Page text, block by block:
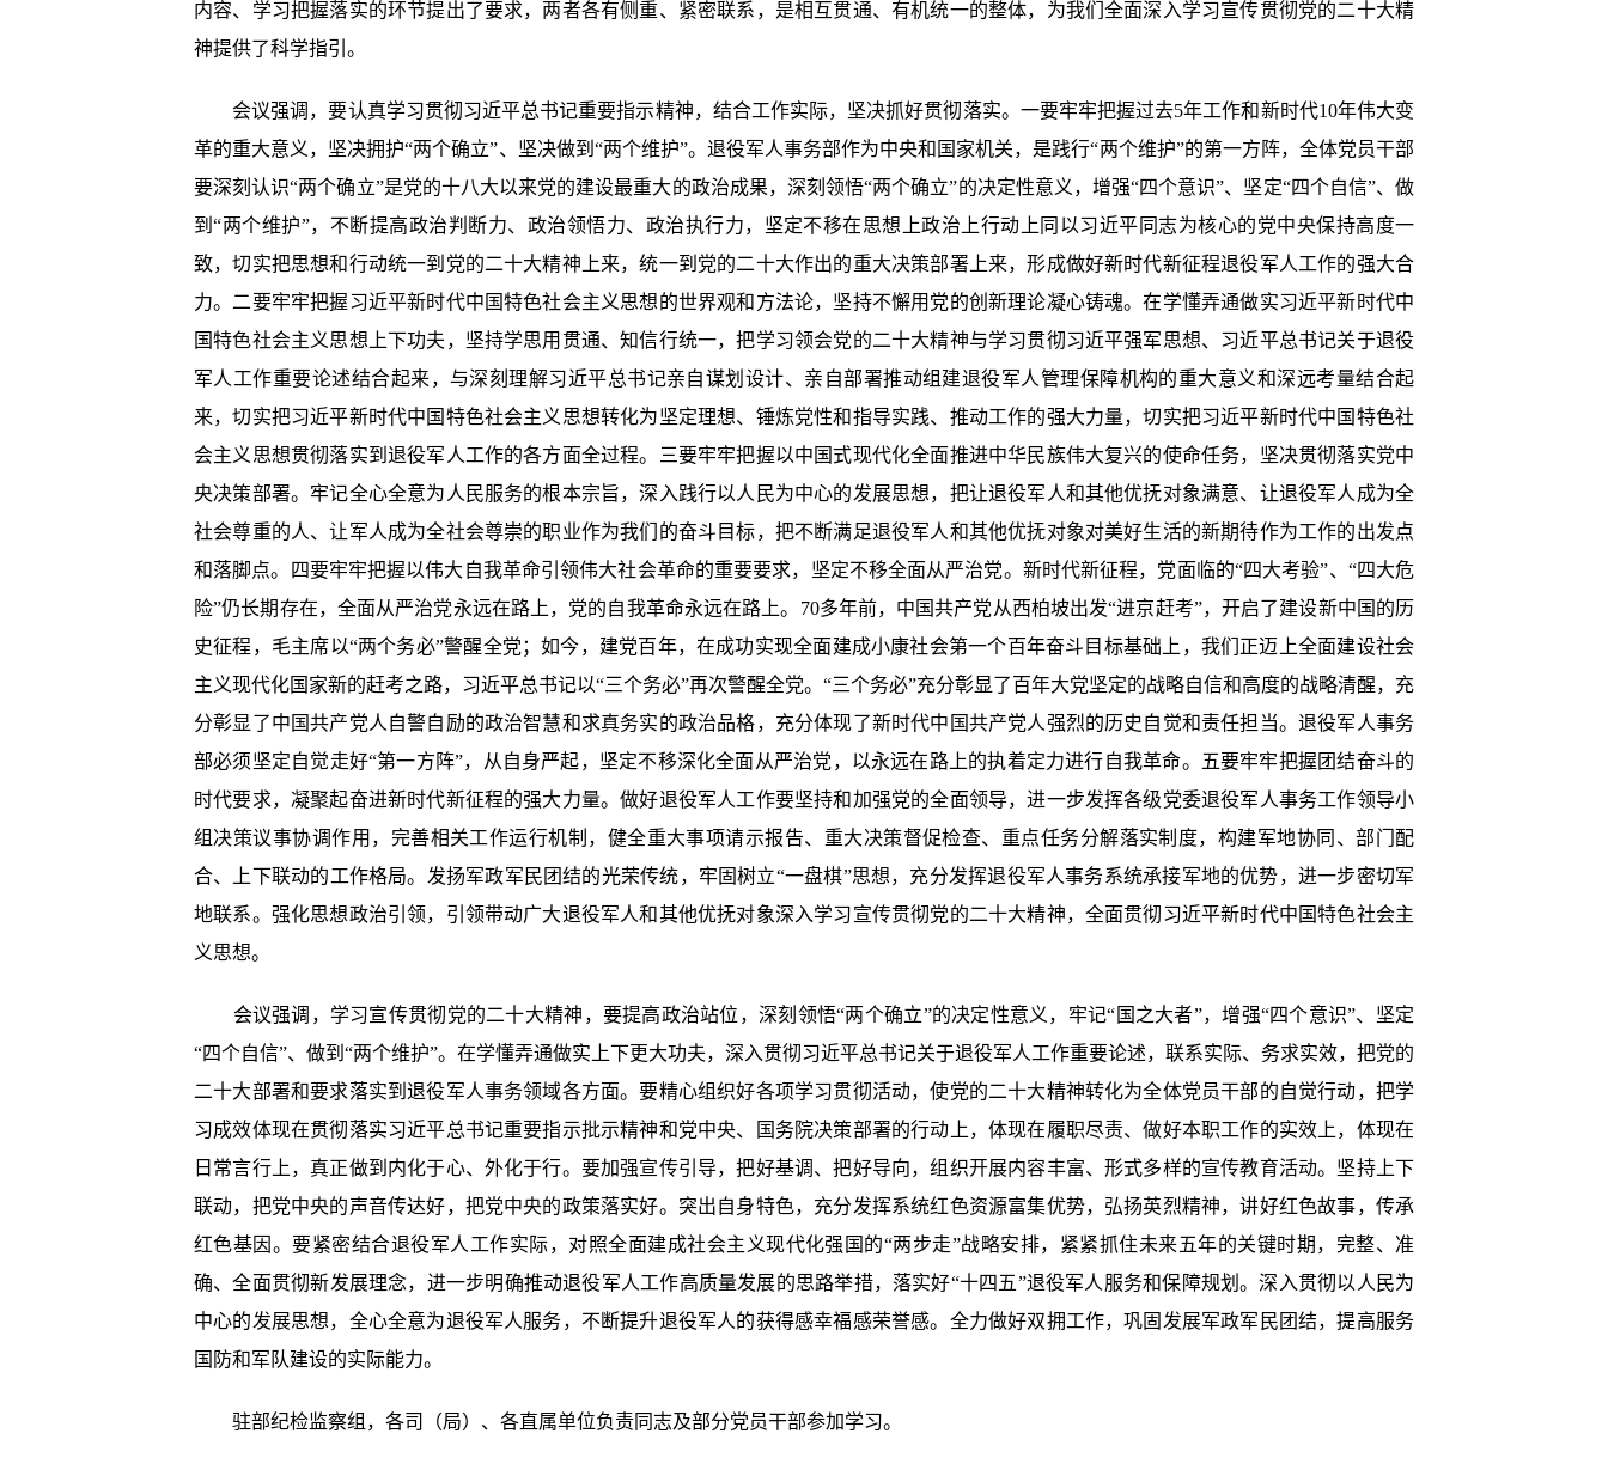
内容、学习把握落实的环节提出了要求，两者各有侧重、紧密联系，是相互贯通、有机统一的整体，为我们全面深入学习宣传贯彻党的二十大精
神提供了科学指引。
会议强调，要认真学习贯彻习近平总书记重要指示精神，结合工作实际，坚决抓好贯彻落实。一要牢牢把握过去5年工作和新时代10年伟大变
革的重大意义，坚决拥护“两个确立”、坚决做到“两个维护”。退役军人事务部作为中央和国家机关，是践行“两个维护”的第一方阵，全体党员干部
要深刻认识“两个确立”是党的十八大以来党的建设最重大的政治成果，深刻领悟“两个确立”的决定性意义，增强“四个意识”、坚定“四个自信”、做
到“两个维护”，不断提高政治判断力、政治领悟力、政治执行力，坚定不移在思想上政治上行动上同以习近平同志为核心的党中央保持高度一
致，切实把思想和行动统一到党的二十大精神上来，统一到党的二十大作出的重大决策部署上来，形成做好新时代新征程退役军人工作的强大合
力。二要牢牢把握习近平新时代中国特色社会主义思想的世界观和方法论，坚持不懈用党的创新理论凝心铸魂。在学懂弄通做实习近平新时代中
国特色社会主义思想上下功夫，坚持学思用贯通、知信行统一，把学习领会党的二十大精神与学习贯彻习近平强军思想、习近平总书记关于退役
军人工作重要论述结合起来，与深刻理解习近平总书记亲自谋划设计、亲自部署推动组建退役军人管理保障机构的重大意义和深远考量结合起
来，切实把习近平新时代中国特色社会主义思想转化为坚定理想、锤炼党性和指导实践、推动工作的强大力量，切实把习近平新时代中国特色社
会主义思想贯彻落实到退役军人工作的各方面全过程。三要牢牢把握以中国式现代化全面推进中华民族伟大复兴的使命任务，坚决贯彻落实党中
央决策部署。牢记全心全意为人民服务的根本宗旨，深入践行以人民为中心的发展思想，把让退役军人和其他优抚对象满意、让退役军人成为全
社会尊重的人、让军人成为全社会尊崇的职业作为我们的奋斗目标，把不断满足退役军人和其他优抚对象对美好生活的新期待作为工作的出发点
和落脚点。四要牢牢把握以伟大自我革命引领伟大社会革命的重要要求，坚定不移全面从严治党。新时代新征程，党面临的“四大考验”、“四大危
险”仍长期存在，全面从严治党永远在路上，党的自我革命永远在路上。70多年前，中国共产党从西柏坡出发“进京赶考”，开启了建设新中国的历
史征程，毛主席以“两个务必”警醒全党；如今，建党百年，在成功实现全面建成小康社会第一个百年奋斗目标基础上，我们正迈上全面建设社会
主义现代化国家新的赶考之路，习近平总书记以“三个务必”再次警醒全党。“三个务必”充分彰显了百年大党坚定的战略自信和高度的战略清醒，充
分彰显了中国共产党人自警自励的政治智慧和求真务实的政治品格，充分体现了新时代中国共产党人强烈的历史自觉和责任担当。退役军人事务
部必须坚定自觉走好“第一方阵”，从自身严起，坚定不移深化全面从严治党，以永远在路上的执着定力进行自我革命。五要牢牢把握团结奋斗的
时代要求，凝聚起奋进新时代新征程的强大力量。做好退役军人工作要坚持和加强党的全面领导，进一步发挥各级党委退役军人事务工作领导小
组决策议事协调作用，完善相关工作运行机制，健全重大事项请示报告、重大决策督促检查、重点任务分解落实制度，构建军地协同、部门配
合、上下联动的工作格局。发扬军政军民团结的光荣传统，牢固树立“一盘棋”思想，充分发挥退役军人事务系统承接军地的优势，进一步密切军
地联系。强化思想政治引领，引领带动广大退役军人和其他优抚对象深入学习宣传贯彻党的二十大精神，全面贯彻习近平新时代中国特色社会主
义思想。
会议强调，学习宣传贯彻党的二十大精神，要提高政治站位，深刻领悟“两个确立”的决定性意义，牢记“国之大者”，增强“四个意识”、坚定
“四个自信”、做到“两个维护”。在学懂弄通做实上下更大功夫，深入贯彻习近平总书记关于退役军人工作重要论述，联系实际、务求实效，把党的
二十大部署和要求落实到退役军人事务领域各方面。要精心组织好各项学习贯彻活动，使党的二十大精神转化为全体党员干部的自觉行动，把学
习成效体现在贯彻落实习近平总书记重要指示批示精神和党中央、国务院决策部署的行动上，体现在履职尽责、做好本职工作的实效上，体现在
日常言行上，真正做到内化于心、外化于行。要加强宣传引导，把好基调、把好导向，组织开展内容丰富、形式多样的宣传教育活动。坚持上下
联动，把党中央的声音传达好，把党中央的政策落实好。突出自身特色，充分发挥系统红色资源富集优势，弘扬英烈精神，讲好红色故事，传承
红色基因。要紧密结合退役军人工作实际，对照全面建成社会主义现代化强国的“两步走”战略安排，紧紧抓住未来五年的关键时期，完整、准
确、全面贯彻新发展理念，进一步明确推动退役军人工作高质量发展的思路举措，落实好“十四五”退役军人服务和保障规划。深入贯彻以人民为
中心的发展思想，全心全意为退役军人服务，不断提升退役军人的获得感幸福感荣誉感。全力做好双拥工作，巩固发展军政军民团结，提高服务
国防和军队建设的实际能力。
驻部纪检监察组，各司（局）、各直属单位负责同志及部分党员干部参加学习。